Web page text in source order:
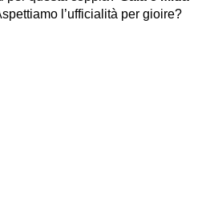
l’ufficialità per gioire?